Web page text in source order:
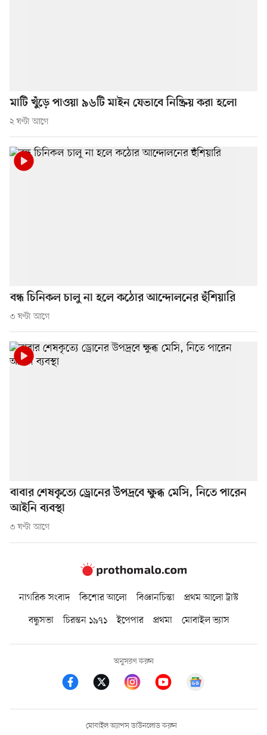
মাটি খুঁড়ে পাওয়া ৯৬টি মাইন যেভাবে নিষ্ক্রিয় করা হলো
২ ঘণ্টা আগে
বন্ধ চিনিকল চালু না হলে কঠোর আন্দোলনের হুঁশিয়ারি
৩ ঘণ্টা আগে
বাবার শেষকৃত্যে ড্রোনের উপদ্রবে ক্ষুব্ধ মেসি, নিতে পারেন
আইনি ব্যবস্থা
৩ ঘণ্টা আগে
নাগরিক সংবাদ কিশোর আলো বিজ্ঞানচিন্তা
প্রথম আলো ট্রাস্ট
বন্ধুসভা
চিরন্তন ১৯৭১ ইপেপার প্রথমা মোবাইল ভ্যাস
অনুসরণ করুন
মোবাইল অ্যাপস ডাউনলোড করুন